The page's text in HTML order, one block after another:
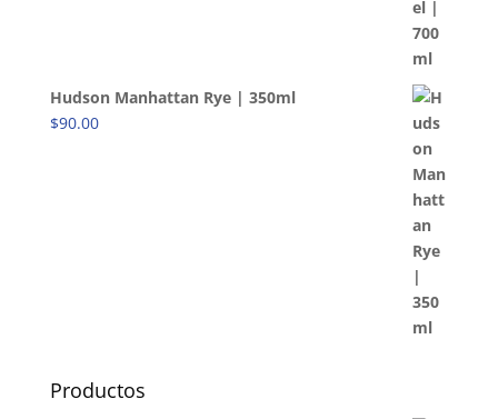
Hudson Manhattan Rye | 350ml
$90.00
Productos